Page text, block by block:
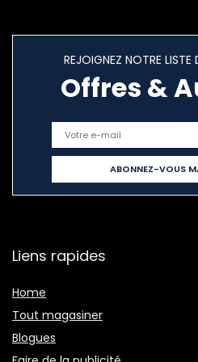
REJOIGNEZ NOTRE LISTE
Offres &
Liens rapides
Home
Tout magasiner
Blogues